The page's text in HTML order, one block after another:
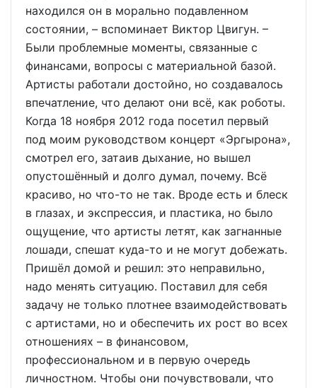
находился он в морально подавленном
состоянии, – вспоминает Виктор Цвигун. –
Были проблемные моменты, связанные с
финансами, вопросы с материальной базой.
Артисты работали достойно, но создавалось
впечатление, что делают они всё, как роботы.
Когда 18 ноября 2012 года посетил первый
под моим руководством концерт «Эргырона»,
смотрел его, затаив дыхание, но вышел
опустошённый и долго думал, почему. Всё
красиво, но что-то не так. Вроде есть и блеск
в глазах, и экспрессия, и пластика, но было
ощущение, что артисты летят, как загнанные
лошади, спешат куда-то и не могут добежать.
Пришёл домой и решил: это неправильно,
надо менять ситуацию. Поставил для себя
задачу не только плотнее взаимодействовать
с артистами, но и обеспечить их рост во всех
отношениях – в финансовом,
профессиональном и в первую очередь
личностном. Чтобы они почувствовали, что